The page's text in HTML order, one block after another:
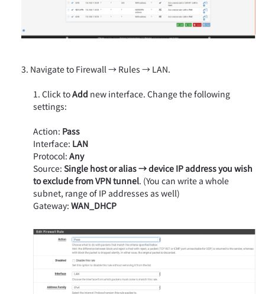
Navigate to Firewall → Rules → LAN.
Click toAdd new interface. Change the following
settings:
Action: Pass
Interface: LAN
Protocol: Any
Source: Single host or alias → device IP address you wish
to exclude from VPN tunnel. (You can write a whole
subnet, range of IP addresses as well)
Gateway: WAN_DHCP